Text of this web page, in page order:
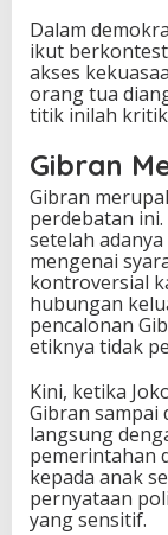
Dalam
ikut
akses
orang tua
titik inilah kritik
Gibran
Gibran
perdebatan
setelah
mengenai
kontroversial
hubungan
pencalonan
etiknya tidak
Kini, ketika
Gibran sampai
langsung
pemerintahan
kepada anak
pernyataan
yang sensitif.